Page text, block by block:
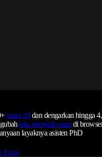
suara AIdan dengarkan hingga
teks menjadi suara di
layaknya asisten PhD
Edge